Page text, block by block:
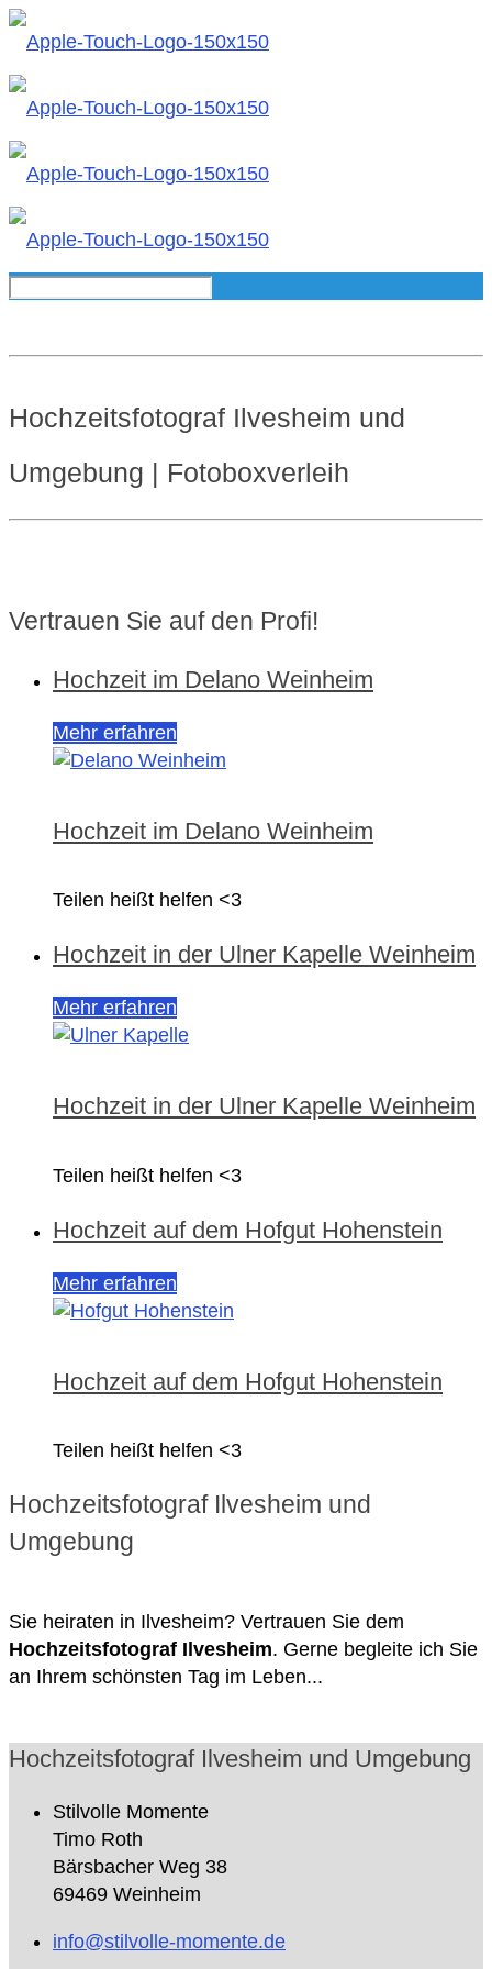
Hochzeitsfotograf Ilvesheim und
Umgebung | Fotoboxverleih
Vertrauen Sie auf den Profi!
Hochzeit im Delano Weinheim
Mehr erfahren
Hochzeit im Delano Weinheim
Teilen heißt helfen <3
Hochzeit in der Ulner Kapelle Weinheim
Mehr erfahren
Hochzeit in der Ulner Kapelle Weinheim
Teilen heißt helfen <3
Hochzeit auf dem Hofgut Hohenstein
Mehr erfahren
Hochzeit auf dem Hofgut Hohenstein
Teilen heißt helfen <3
Hochzeitsfotograf Ilvesheim und
Umgebung
Sie heiraten in Ilvesheim? Vertrauen Sie dem
Hochzeitsfotograf Ilvesheim. Gerne begleite ich Sie
an Ihrem schönsten Tag im Leben...
Hochzeitsfotograf Ilvesheim und Umgebung
Stilvolle Momente
Timo Roth
Bärsbacher Weg 38
69469 Weinheim
info@stilvolle-momente.de